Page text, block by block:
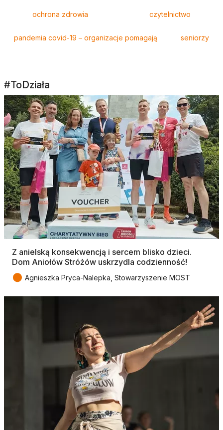
ochrona zdrowia czytelnictwo
pandemia covid-19 – organizacje pomagają seniorzy
#ToDziała
Z anielską konsekwencją i sercem blisko dzieci.
Dom Aniołów Stróżów uskrzydla codzienność!
● Agnieszka Pryca-Nalepka, Stowarzyszenie MOST